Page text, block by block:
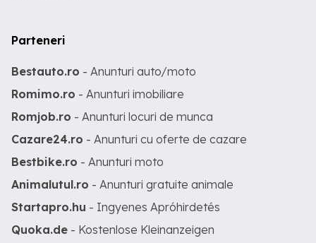
Parteneri
Bestauto.ro - Anunturi auto/moto
Romimo.ro - Anunturi imobiliare
Romjob.ro - Anunturi locuri de munca
Cazare24.ro - Anunturi cu oferte de cazare
Bestbike.ro - Anunturi moto
Animalutul.ro - Anunturi gratuite animale
Startapro.hu - Ingyenes Apróhirdetés
Quoka.de - Kostenlose Kleinanzeigen